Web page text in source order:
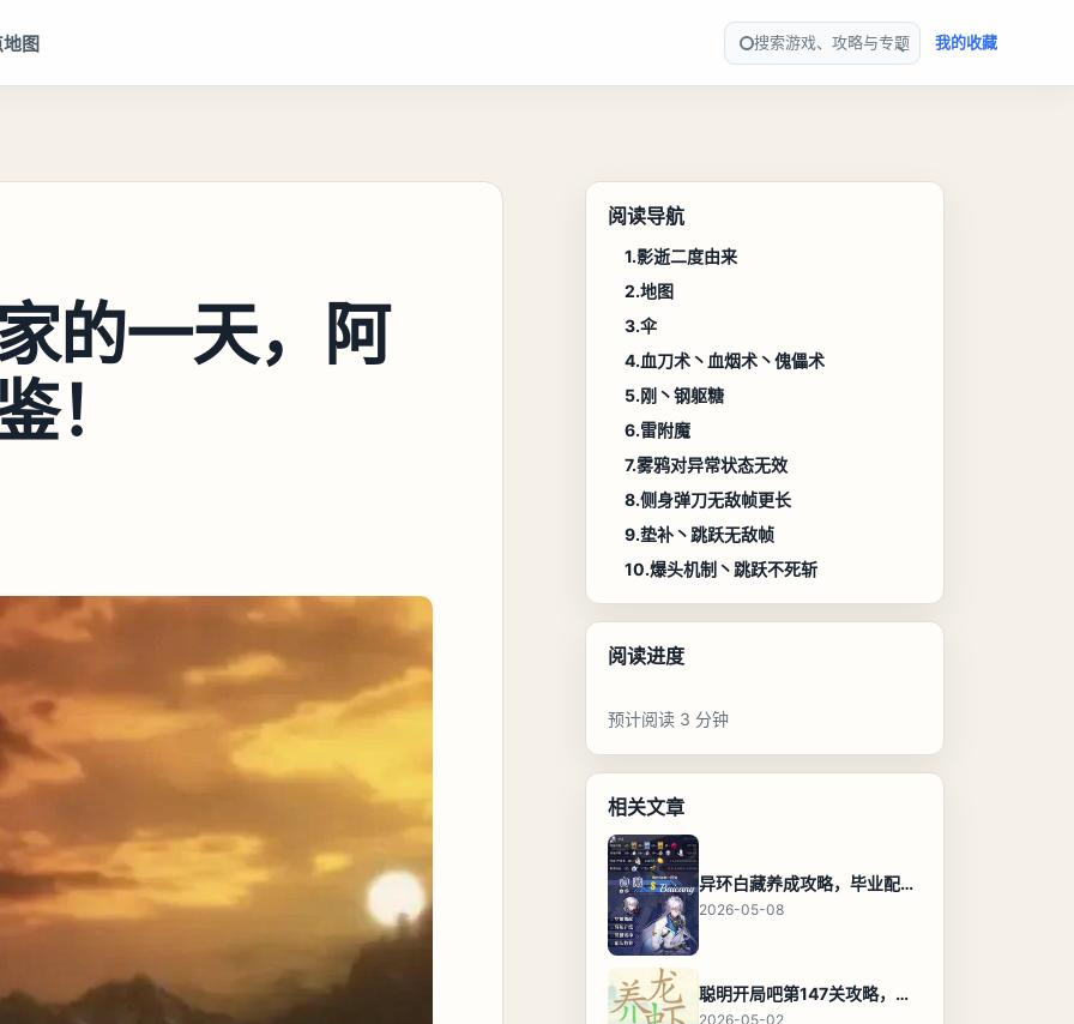
图 搜索游戏、攻略与专题 我的收藏
的一天，阿
！
阅读导航
1.影逝二度由来
2.地图
3.伞
4.血刀术丶血烟术丶傀儡术
5.刚丶钢躯糖
6.雷附魔
7.雾鸦对异常状态无效
8.侧身弹刀无敌帧更长
9.垫补丶跳跃无敌帧
10.爆头机制丶跳跃不死斩
阅读进度
预计阅读 3 分钟
相关文章
异环白藏养成攻略，毕业配装、技能加点与阵容搭配保姆级解析
2026-05-08
聪明开局吧第147关攻略，养龙虾找出27个常用字通关答案
2026-05-02